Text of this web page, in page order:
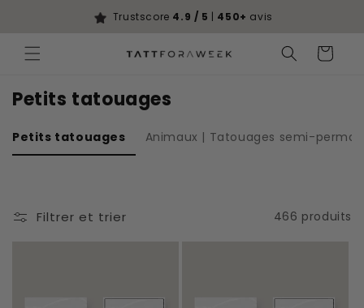
Trustscore 4.9 / 5 | 450+ avis
Panier
Petits tatouages
Petits tatouages Animaux | Tatouages semi-
Filtrer et trier 466 produits